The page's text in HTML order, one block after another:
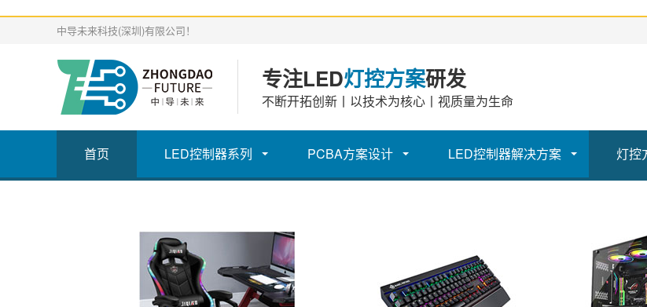
中导未来科技(深圳)有限公司！
专注LED灯控方案研发
不断开拓创新丨以技术为核心丨视质量为生命
首页 LED控制器系列 PCBA方案设计 LED控制器解决方案 灯控